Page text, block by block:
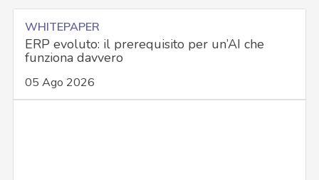
WHITEPAPER
ERP evoluto: il prerequisito per un’AI che
funziona davvero
05 Ago 2026